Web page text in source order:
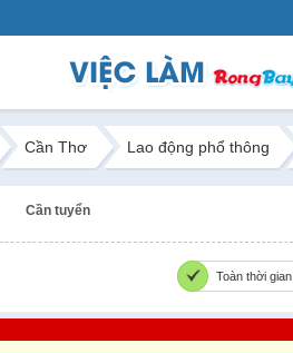
Cần Thơ Lao động phổ thông
Cần tuyển
Toàn thời gian